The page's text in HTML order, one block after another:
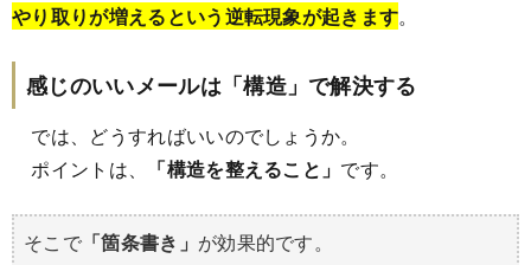
やり取りが増えるという逆転現象が起きます。
感じのいいメールは「構造」で解決する
では、どうすればいいのでしょうか。
ポイントは、
「構造を整えること」 です。
そこで「箇条書き」 が効果的です。